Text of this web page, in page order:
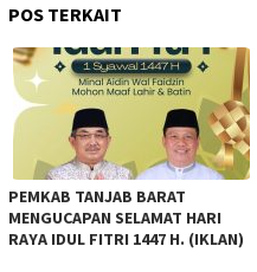
POS TERKAIT
PEMKAB TANJAB BARAT
MENGUCAPAN SELAMAT HARI
RAYA IDUL FITRI 1447 H. (IKLAN)